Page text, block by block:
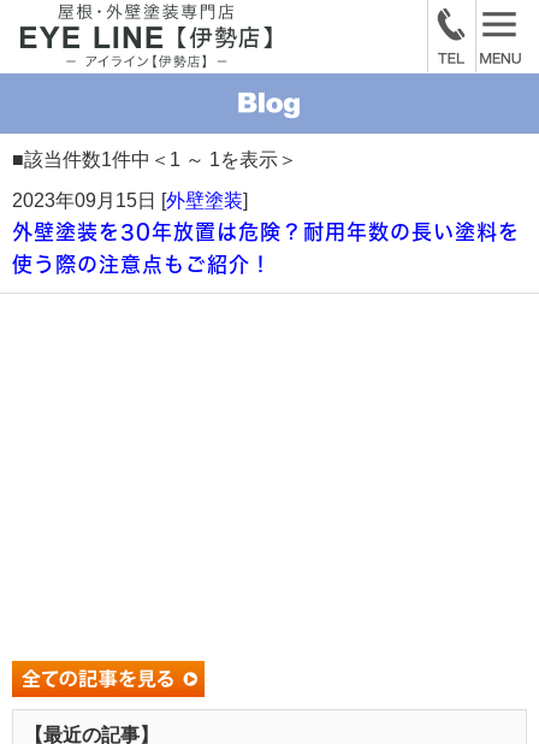
■該当件数1件中＜1 ～ 1を表示＞
2023年09月15日 [外壁塗装]
外壁塗装を30年放置は危険？耐用年数の長い塗料を
使う際の注意点もご紹介！
【最近の記事】